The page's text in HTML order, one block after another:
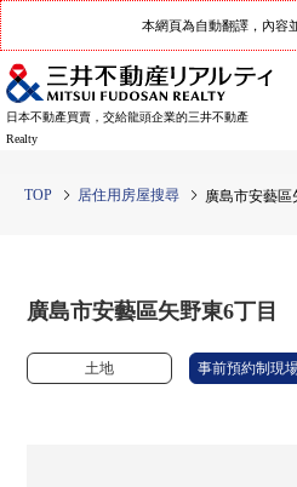
本網頁為自動翻譯，內容
日本不動產買賣，交給龍頭企業的三井不動產
Realty
TOP 居住用房屋搜尋 廣島市安藝
廣島市安藝區矢野東6丁目
土地 事前預約制現